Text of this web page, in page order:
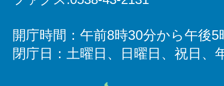
開庁時間：午前8時30分から午後5
閉庁日：土曜日、日曜日、祝日、